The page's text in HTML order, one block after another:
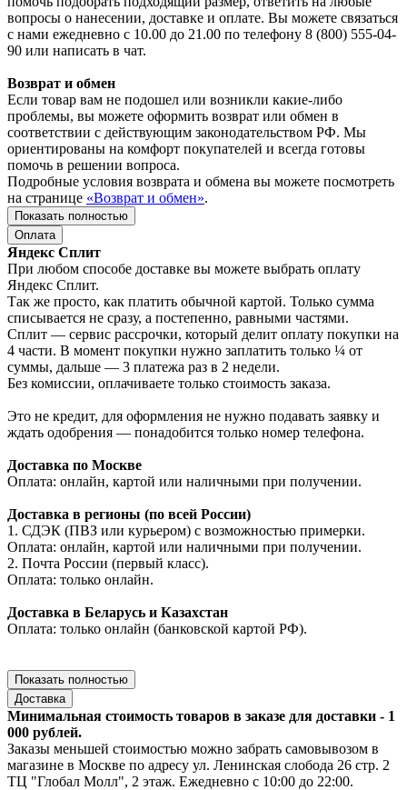
вопросы о нанесении, доставке и оплате. Вы можете связаться
с нами ежедневно с 10.00 до 21.00 по телефону 8 (800) 555-04-
90 или написать в чат.
Возврат и обмен
Если товар вам не подошел или возникли какие-либо
проблемы, вы можете оформить возврат или обмен в
соответствии с действующим законодательством РФ. Мы
ориентированы на комфорт покупателей и всегда готовы
помочь в решении вопроса.
Подробные условия возврата и обмена вы можете посмотреть
на странице «Возврат и обмен».
Показать полностью
Оплата
Яндекс Сплит
При любом способе доставке вы можете выбрать оплату
Яндекс Сплит.
Так же просто, как платить обычной картой. Только сумма
списывается не сразу, а постепенно, равными частями.
Сплит — сервис рассрочки, который делит оплату покупки на
4 части. В момент покупки нужно заплатить только ¼ от
суммы, дальше — 3 платежа раз в 2 недели.
Без комиссии, оплачиваете только стоимость заказа.
Это не кредит, для оформления не нужно подавать заявку и
ждать одобрения — понадобится только номер телефона.
Доставка по Москве
Оплата: онлайн, картой или наличными при получении.
Доставка в регионы (по всей России)
1. СДЭК (ПВЗ или курьером) с возможностью примерки.
Оплата: онлайн, картой или наличными при получении.
2. Почта России (первый класс).
Оплата: только онлайн.
Доставка в Беларусь и Казахстан
Оплата: только онлайн (банковской картой РФ).
Показать полностью
Доставка
Минимальная стоимость товаров в заказе для доставки - 1
000 рублей.
Заказы меньшей стоимостью можно забрать самовывозом в
магазине в Москве по адресу ул. Ленинская слобода 26 стр. 2
ТЦ "Глобал Молл", 2 этаж. Ежедневно с 10:00 до 22:00.